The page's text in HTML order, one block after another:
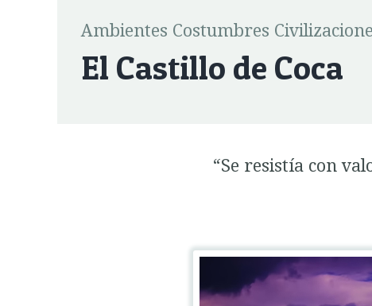
Ambientes Costumbres
El Castillo de Coca
“Se resistía con